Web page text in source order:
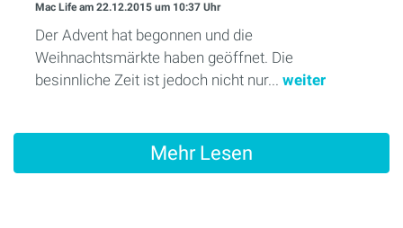
Mac Lifeam 22.12.2015 um 10:37 Uhr
Der Advent hat begonnen und die
Weihnachtsmärkte haben geöffnet. Die
besinnliche Zeit ist jedoch nicht nur... weiter
Mehr Lesen